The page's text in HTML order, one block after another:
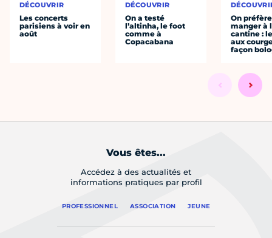
DÉCOUVRIR
Les concerts
parisiens à voir en
août
DÉCOUVRIR
On a testé
l’altinha, le foot
comme à
Copacabana
On préfère
manger à
cantine :
aux
façon
Vous êtes...
Accédez à des actualités et
informations pratiques par profil
PROFESSIONNEL ASSOCIATION JEUNE